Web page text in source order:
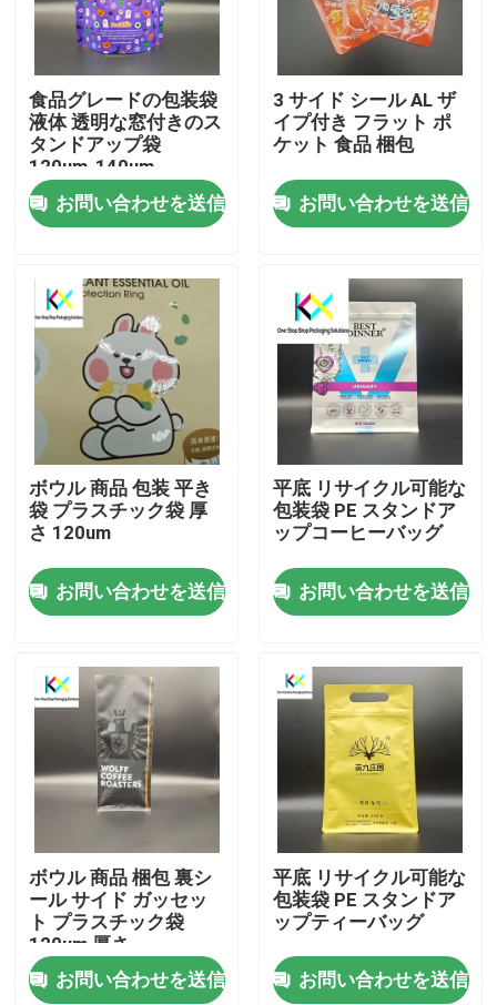
家へ
ビデオ
わたしたち に つい て
品質管理
連絡 ください
引金 を 求め て ください
プラスチック袋
堆肥化可能な包装袋
食品グレードの包装袋
液体 透明な窓付きのス
タンドアップ袋
120um-140um
お問い合わせを送信
3 サイド シール AL ザ
イプ付き フラット ポ
ケット 食品 梱包
お問い合わせを送信
ボウル 商品 包装 平き
袋 プラスチック袋 厚
さ 120um
お問い合わせを送信
平底 リサイクル可能な
包装袋 PE スタンドア
ップコーヒーバッグ
お問い合わせを送信
ボウル 商品 梱包 裏シ
ール サイド ガッセッ
ト プラスチック袋
120um 厚さ
お問い合わせを送信
平底 リサイクル可能な
包装袋 PE スタンドア
ップティーバッグ
お問い合わせを送信